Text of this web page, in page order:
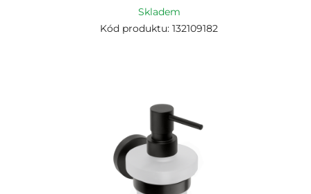
Skladem
Kód produktu: 132109182